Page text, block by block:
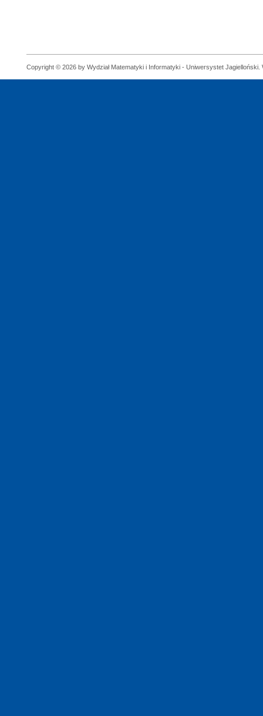
Copyright © 2026 by Wydział Matematyki i Informatyki - Uniwersystet